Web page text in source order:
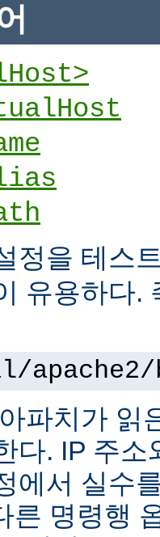
정을 테스
유용하다.
파치가 읽
다. IP 주
에서 실수
른 명령행